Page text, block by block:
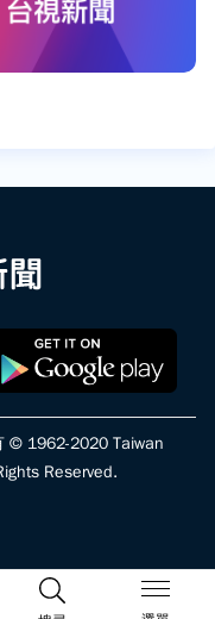
© 1962-2020 Taiwan
Reserved.